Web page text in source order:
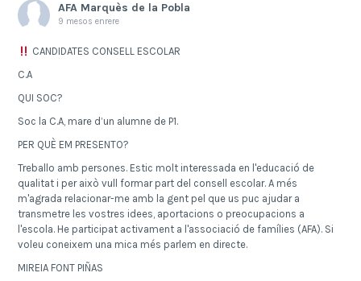
AFA Marquès de la Pobla
9 mesos enrere
CANDIDATES CONSELL ESCOLAR
C.A
QUI SOC?
Soc la C.A, mare d’un alumne de P1.
PER QUÈ EM PRESENTO?
Treballo amb persones. Estic molt interessada en l'educació de
qualitat i per això vull formar part del consell escolar. A més
m'agrada relacionar-me amb la gent pel que us puc ajudar a
transmetre les vostres idees, aportacions o preocupacions a
l'escola. He participat activament a l'associació de famílies (AFA). Si
voleu coneixem una mica més parlem en directe.
MIREIA FONT PIÑAS